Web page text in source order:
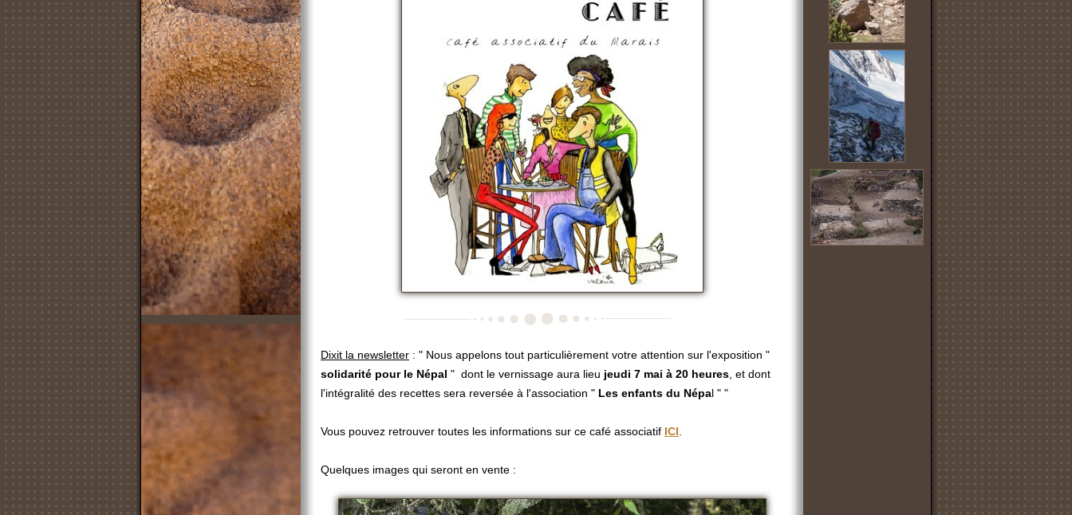
Dixit la newsletter : " Nous appelons tout particulièrement votre attention sur l'exposition "
solidarité pour le Népal " dont le vernissage aura lieu jeudi 7 mai à 20 heures , et dont
l'intégralité des recettes sera reversée à l'association " Les enfants du Népal " "
Vous pouvez retrouver toutes les informations sur ce café associatif ICI
Quelques images qui seront en vente :